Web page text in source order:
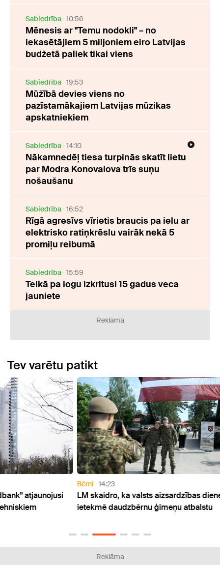
Sabiedrība 10:56
Mēnesis ar "Temu nodokli" – no
iekasētājiem 5 miljoniem eiro Latvijas
budžetā paliek tikai viens
Sabiedrība 19:53
Mūžībā devies viens no
pazīstamākajiem Latvijas mūzikas
apskatniekiem
Sabiedrība 14:10
Nākamnedēļ tiesa turpinās skatīt lietu
par Modra Konovalova trīs suņu
nošaušanu
Sabiedrība 16:52
Rīgā agresīvs vīrietis braucis pa ielu ar
elektrisko ratiņkrēslu vairāk nekā 5
promiļu reibumā
Sabiedrība 15:59
Teikā pa logu izkritusi 15 gadus veca
jauniete
Reklāma
Tev varētu patikt
LM skaidro, kā valsts aizsardzības dienests
ietekmē daudzbērnu ģimeņu atbalstu
Reklāma